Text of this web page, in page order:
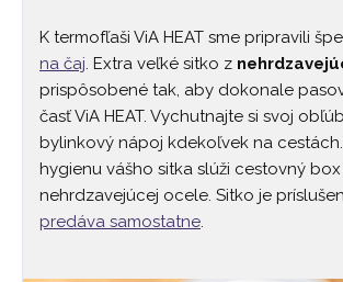
K termofľaši ViA HEAT sme pripravili
na čaj. Extra veľké sitko z
prispôsobené tak, aby dokonale
časť ViA HEAT. Vychutnajte si svoj
bylinkový nápoj kdekoľvek na
hygienu vášho sitka slúži cestovný
nehrdzavejúcej ocele. Sitko je
predáva samostatne.